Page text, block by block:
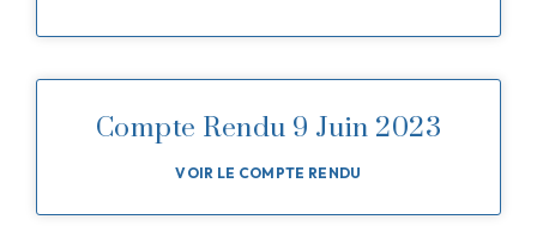
Compte Rendu 9 Juin 2023
VOIR LE COMPTE RENDU